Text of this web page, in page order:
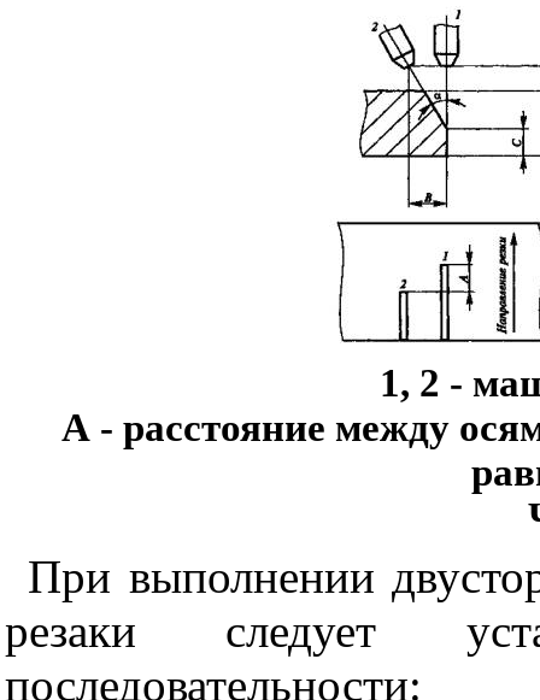
1, 2 -
А - расстояние между
При выполнении
резаки следует
последовательности: